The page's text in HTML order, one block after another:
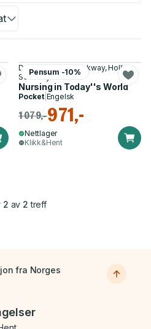
Pensum -10%
Dr. Amy Stegen Buckway, Holli
Sowerby
Nursing in Today''s World
Pocket| Engelsk
1 079,-971,-
Nettlager
Klikk&Hent
2 av 2 treff
fra Norges